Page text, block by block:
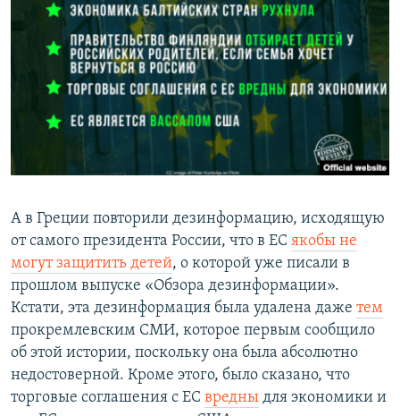
А в Греции повторили дезинформацию, исходящую
от самого президента России, что в ЕС якобы не
могут защитить детей, о которой уже писали в
прошлом выпуске «Обзора дезинформации».
Кстати, эта дезинформация была удалена даже тем
прокремлевским СМИ, которое первым сообщило
об этой истории, поскольку она была абсолютно
недостоверной. Кроме этого, было сказано, что
торговые соглашения с ЕС вредны для экономики и